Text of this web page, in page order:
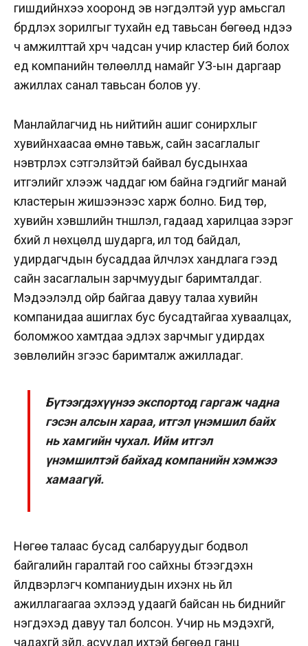
гишүүдийнхээ хооронд эв нэгдэлтэй уур амьсгал
бүрдүүлэх зорилгыг тухайн үед тавьсан бөгөөд үүндээ
ч амжилттай хүрч чадсан учир кластер бий болох
үед компанийн төлөөллүүд намайг УЗ-ын даргаар
ажиллах санал тавьсан болов уу.
Манлайлагчид нь нийтийн ашиг сонирхлыг
хувийнхаасаа өмнө тавьж, сайн засаглалыг
нэвтрүүлэх сэтгэлзүйтэй байвал бусдынхаа
итгэлийг хүлээж чаддаг юм байна гэдгийг манай
кластерын жишээнээс харж болно. Бид төр,
хувийн хэвшлийн түншлэл, гадаад харилцаа зэрэг
бүхий л нөхцөлд шударга, ил тод байдал,
удирдагчдын бусаддаа үйлчлэх хандлага гээд
сайн засаглалын зарчмуудыг баримталдаг.
Мэдээлэлд ойр байгаа давуу талаа хувийн
компанидаа ашиглах бус бусадтайгаа хуваалцах,
боломжоо хамтдаа эдлэх зарчмыг удирдах
зөвлөлийн зүгээс баримталж ажилладаг.
Бүтээгдэхүүнээ экспортод гаргаж чадна
гэсэн алсын хараа, итгэл үнэмшил байх
нь хамгийн чухал. Ийм итгэл
үнэмшилтэй байхад компанийн хэмжээ
хамаагүй.
Нөгөө талаас бусад салбаруудыг бодвол
байгалийн гаралтай гоо сайхны бүтээгдэхүүн
үйлдвэрлэгч компаниудын ихэнх нь үйл
ажиллагаагаа эхлээд удаагүй байсан нь биднийг
нэгдэхэд давуу тал болсон. Учир нь мэдэхгүй,
чадахгүй зүйл, асуудал ихтэй бөгөөд ганц